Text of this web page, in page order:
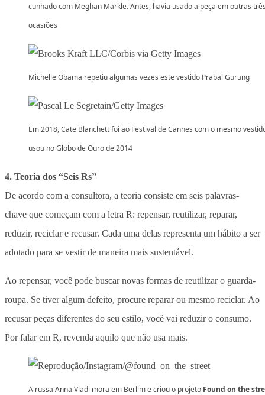
cunhado com Meghan Markle. Antes, havia usado a peça em outras
ocasiões
Michelle Obama repetiu algumas vezes este vestido Prabal Gurung
Em 2018, Cate Blanchett foi ao Festival de Cannes com o mesmo
usou no Globo de Ouro de 2014
4. Teoria dos “Seis Rs”
De acordo com a consultora, a teoria consiste em seis palavras-
chave que começam com a letra R: repensar, reutilizar, reparar,
reduzir, reciclar e recusar. Cada uma delas representa um hábito a ser
adotado para se vestir de maneira mais sustentável.
Ao repensar, você pode buscar novas formas de reutilizar o guarda-
roupa. Se tiver algum defeito, procure reparar ou mesmo reciclar. Ao
recusar peças diferentes do seu estilo, você vai reduzir o consumo.
Por falar em R, revenda aquilo que não usa mais.
A russa Anna Vladi mora em Berlim e criou o projeto Found on the